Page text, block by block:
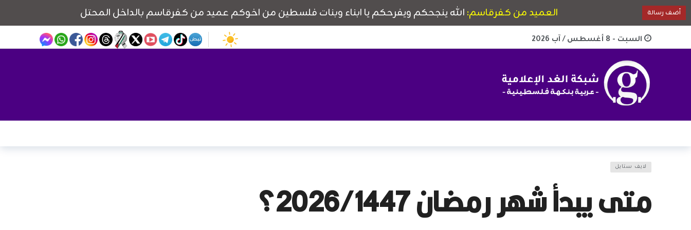
السبت - 8 أغسطس / آب 2026
لايف ستايل
متى يبدأ شهر رمضان 2026/1447؟